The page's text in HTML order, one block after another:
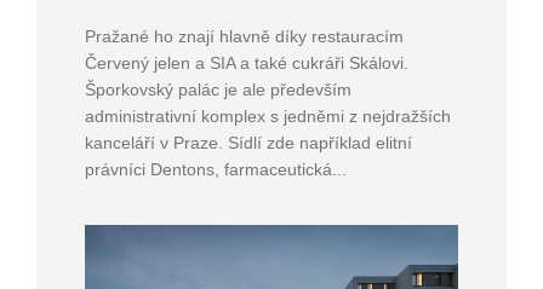
Pražané ho znají hlavně díky restauracím
Červený jelen a SIA a také cukráři Skálovi.
Šporkovský palác je ale především
administrativní komplex s jedněmi z nejdražších
kanceláří v Praze. Sídlí zde například elitní
právníci Dentons, farmaceutická...